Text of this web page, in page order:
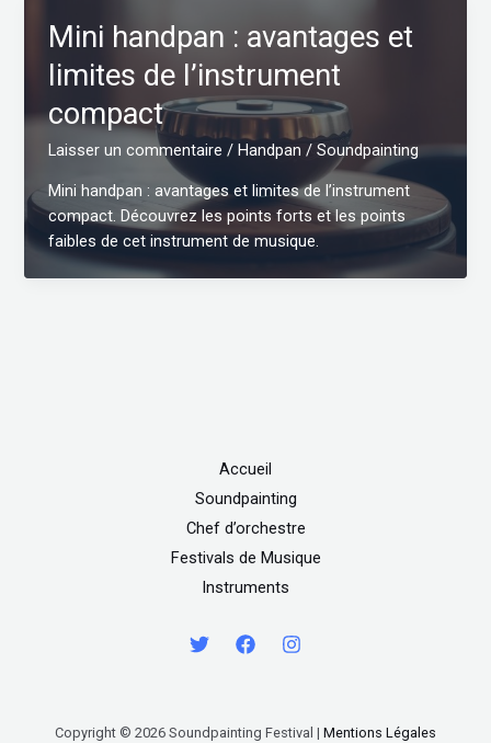
Mini handpan : avantages et
limites de l’instrument
compact
Laisser un commentaire /Handpan /Soundpainting
Mini handpan : avantages et limites de l’instrument
compact. Découvrez les points forts et les points
faibles de cet instrument de musique.
Accueil
Soundpainting
Chef d’orchestre
Festivals de Musique
Instruments
Copyright © 2026 Soundpainting Festival | Mentions Légales